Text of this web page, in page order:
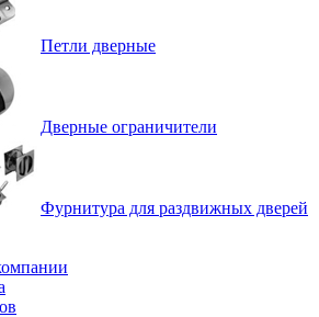
Петли дверные
Дверные ограничители
Фурнитура для раздвижных дверей